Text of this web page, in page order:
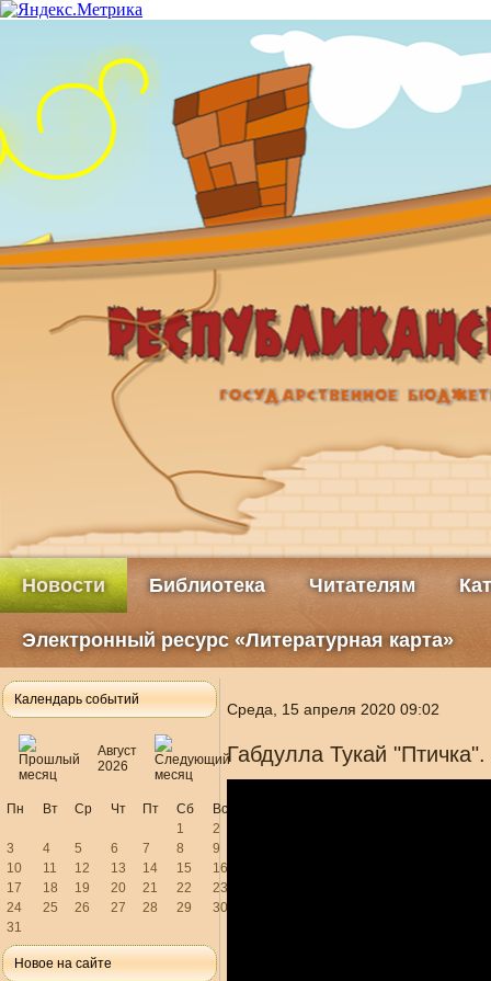
Новости Библиотека Читателям
Электронный ресурс «Литературная карта»
Календарь событий
Август
2026
Пн Вт Ср Чт Пт Сб
Вс
1
2
3
4 5 6 7 8
9
10
11 12 13 14 15
16
17
18 19 20 21 22
23
24
25 26 27 28 29
30
31
Новое на сайте
Среда, 15 апреля 2020 09:02
Габдулла Тукай "Птичка".